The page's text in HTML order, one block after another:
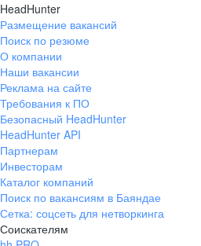
HeadHunter
Размещение вакансий
Поиск по резюме
О компании
Наши вакансии
Реклама на сайте
Требования к ПО
Безопасный HeadHunter
HeadHunter API
Партнерам
Инвесторам
Каталог компаний
Поиск по вакансиям в Баяндае
Сетка: соцсеть для нетворкинга
Соискателям